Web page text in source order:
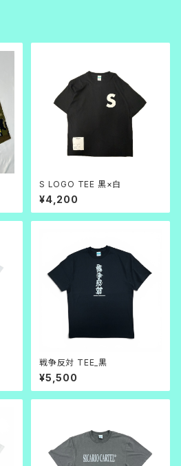
S LOGO TEE 黒×白
¥4,200
戦争反対 TEE_黒
¥5,500